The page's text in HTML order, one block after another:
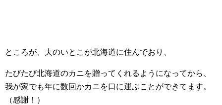
ところが、夫のいとこが北海道に住んでおり、
たびたび北海道のカニを贈ってくれるようになってから、
我が家でも年に数回かカニを口に運ぶことができてます。
（感謝！）